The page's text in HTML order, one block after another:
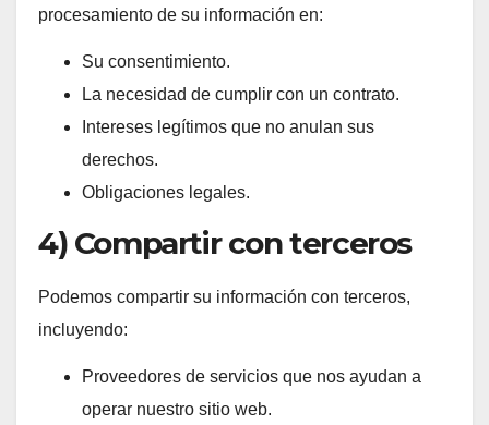
procesamiento de su información en:
Su consentimiento.
La necesidad de cumplir con un contrato.
Intereses legítimos que no anulan sus
derechos.
Obligaciones legales.
4) Compartir con terceros
Podemos compartir su información con terceros,
incluyendo:
Proveedores de servicios que nos ayudan a
operar nuestro sitio web.